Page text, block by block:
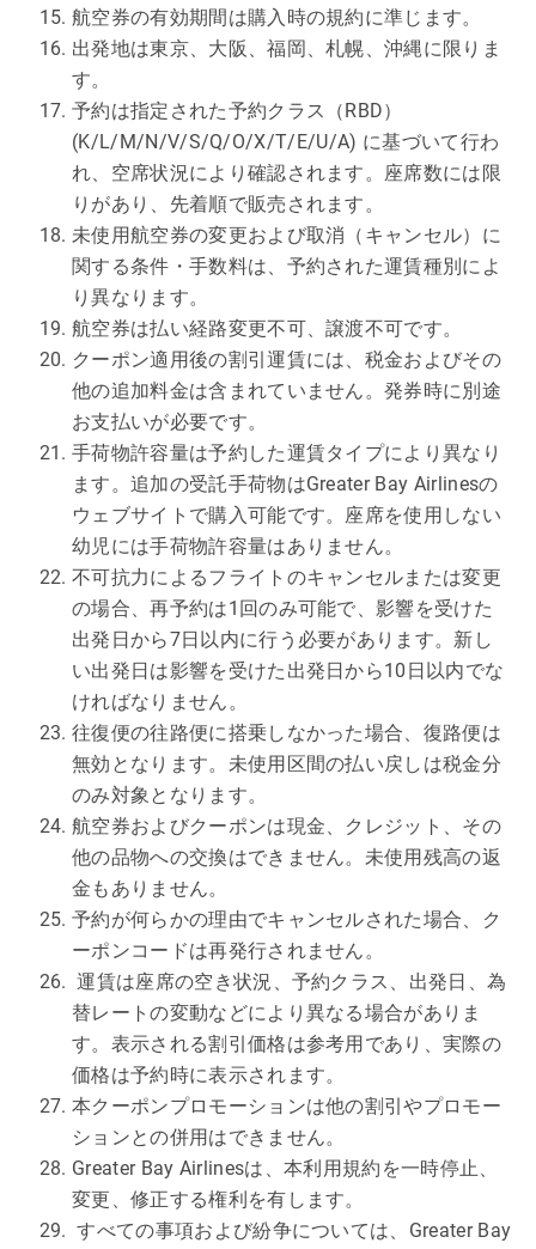
航空券の有効期間は購入時の規約に準じます。
出発地は東京、大阪、福岡、札幌、沖縄に限りま
す。
予約は指定された予約クラス（RBD）
(K/L/M/N/V/S/Q/O/X/T/E/U/A) に基づいて行わ
れ、空席状況により確認されます。座席数には限
りがあり、先着順で販売されます。
未使用航空券の変更および取消（キャンセル）に
関する条件・手数料は、予約された運賃種別によ
り異なります。
航空券は払い経路変更不可、譲渡不可です。
クーポン適用後の割引運賃には、税金およびその
他の追加料金は含まれていません。発券時に別途
お支払いが必要です。
手荷物許容量は予約した運賃タイプにより異なり
ます。追加の受託手荷物はGreater Bay Airlinesの
ウェブサイトで購入可能です。座席を使用しない
幼児には手荷物許容量はありません。
不可抗力によるフライトのキャンセルまたは変更
の場合、再予約は1回のみ可能で、影響を受けた
出発日から7日以内に行う必要があります。新し
い出発日は影響を受けた出発日から10日以内でな
ければなりません。
往復便の往路便に搭乗しなかった場合、復路便は
無効となります。未使用区間の払い戻しは税金分
のみ対象となります。
航空券およびクーポンは現金、クレジット、その
他の品物への交換はできません。未使用残高の返
金もありません。
予約が何らかの理由でキャンセルされた場合、ク
ーポンコードは再発行されません。
運賃は座席の空き状況、予約クラス、出発日、為
替レートの変動などにより異なる場合がありま
す。表示される割引価格は参考用であり、実際の
価格は予約時に表示されます。
本クーポンプロモーションは他の割引やプロモー
ションとの併用はできません。
Greater Bay Airlinesは、本利用規約を一時停止、
変更、修正する権利を有します。
すべての事項および紛争については、Greater Bay